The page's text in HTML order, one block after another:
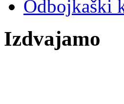
Odbojkaški
Izdvajamo